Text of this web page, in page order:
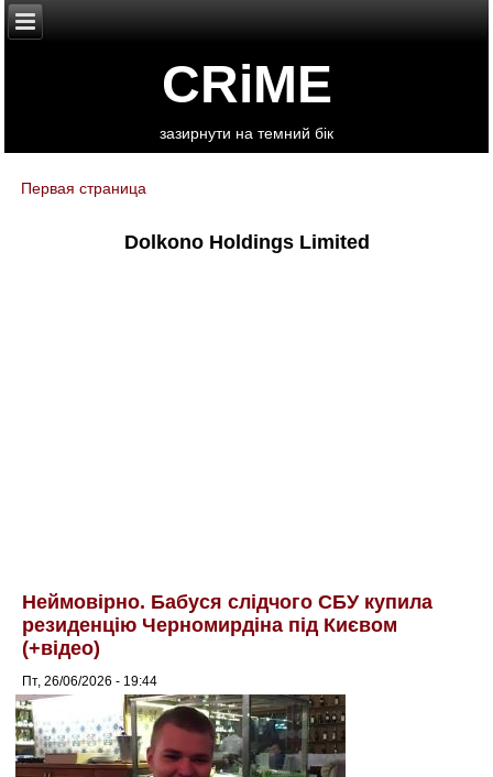
CRiME
зазирнути на темний бік
You are here
Первая страница
Dolkono Holdings Limited
Неймовірно. Бабуся слідчого СБУ купила
резиденцію Черномирдіна під Києвом
(+відео)
Пт, 26/06/2026 - 19:44